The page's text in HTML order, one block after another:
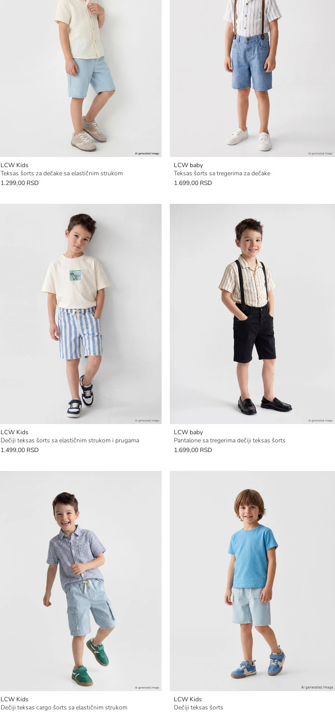
LCW Kids
Teksas šorts za dečake sa elastičnim strukom
1.299,00 RSD
LCW baby
Teksas šorts sa tregerima za dečake
1.699,00 RSD
LCW Kids
Dečiji teksas šorts sa elastičnim strukom i prugama
1.499,00 RSD
LCW baby
Pantalone sa tregerima dečiji teksas šorts
1.699,00 RSD
LCW Kids
Dečiji teksas cargo šorts sa elastičnim strukom
LCW Kids
Dečiji teksas šorts